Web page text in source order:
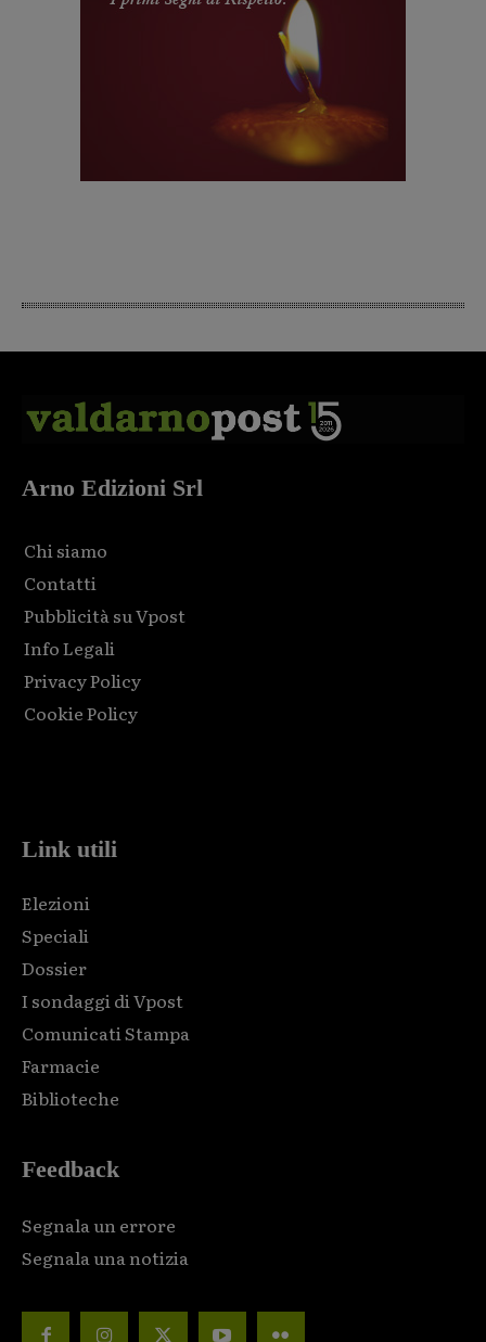
Arno Edizioni Srl
Chi siamo
Contatti
Pubblicità su Vpost
Info Legali
Privacy Policy
Cookie Policy
Link utili
Elezioni
Speciali
Dossier
I sondaggi di Vpost
Comunicati Stampa
Farmacie
Biblioteche
Feedback
Segnala un errore
Segnala una notizia